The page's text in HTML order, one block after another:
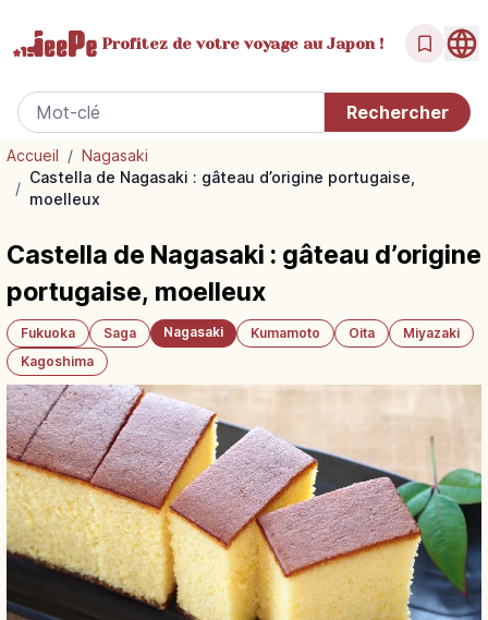
Profitez de votrevoyage au Japon !
Accueil / Nagasaki
/
Castella de Nagasaki : gâteau d’origine portugaise,
moelleux
Castella de Nagasaki : gâteau d’origine
portugaise, moelleux
Fukuoka Saga Nagasaki Kumamoto Oita
Miyazaki
Kagoshima